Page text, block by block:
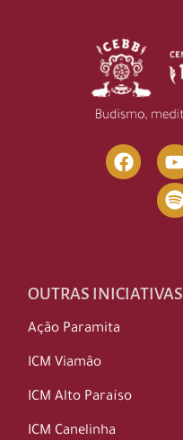
OUTRAS INICIATIVAS
Ação Paramita
ICM Viamão
ICM Alto Paraíso
ICM Canelinha